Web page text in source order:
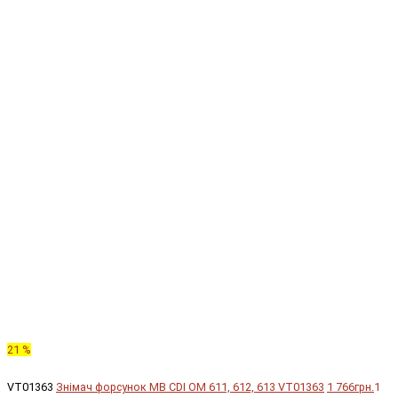
21 %
VT01363 Знімач форсунок MB CDI OM 611, 612, 613 VT01363 1 766грн.1